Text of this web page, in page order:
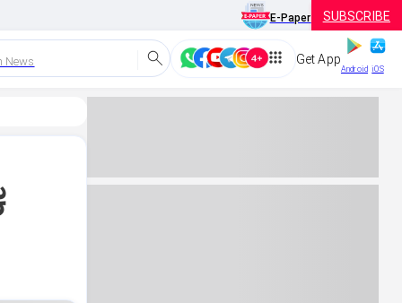
E-Paper SUBSCRIBE
News Get App
Android iOS